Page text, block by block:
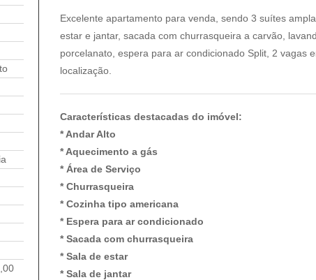
Excelente apartamento para venda, sendo 3 suítes
estar e jantar, sacada com churrasqueira a carvão,
porcelanato, espera para ar condicionado Split, 2 vagas
localização.
Características destacadas do imóvel:
* Andar Alto
* Aquecimento a gás
* Área de Serviço
* Churrasqueira
* Cozinha tipo americana
* Espera para ar condicionado
* Sacada com churrasqueira
* Sala de estar
* Sala de jantar